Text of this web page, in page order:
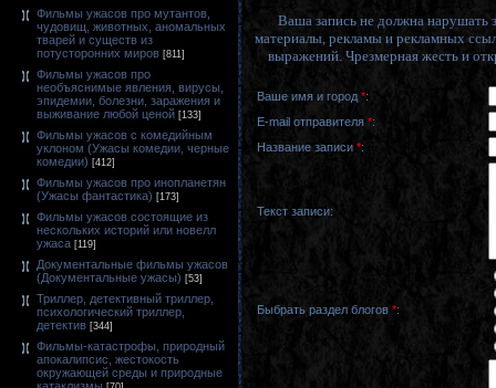
Фильмы ужасов про мутантов,
чудовищ, животных, аномальных
тварей и существ из
потусторонних миров [811]
Фильмы ужасов про
необъяснимые явления, вирусы,
эпидемии, болезни, заражения и
выживание любой ценой [133]
Фильмы ужасов с комедийным
уклоном (Ужасы комедии, черные
комедии) [412]
Фильмы ужасов про инопланетян
(Ужасы фантастика) [173]
Фильмы ужасов состоящие из
нескольких историй или новелл
ужаса [119]
Документальные фильмы ужасов
(Документальные ужасы) [53]
Триллер, детективный триллер,
психологический триллер,
детектив [344]
Фильмы-катастрофы, природный
апокалипсис, жестокость
окружающей среды и природные
Ваша запись не должна нарушать
материалы, рекламы и рекламных
выражений. Чрезмерная жесть и
Ваше имя и город *:
E-mail отправителя *:
Название записи *:
Текст записи:
Быбрать раздел блогов *: